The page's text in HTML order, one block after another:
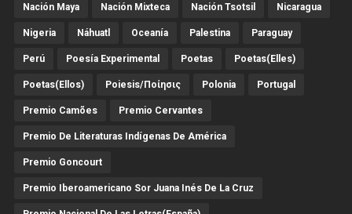
Nación Maya Nación Mixteca Nación Tsotsil Nicaragua
Nigeria Náhuatl Oceanía Palestina Paraguay
Perú Poesía Experimental Poetas Poetas(Elles)
Poetas(Ellos) Poiesis/ποίησις Polonia Portugal
Premio Camões Premio Cervantes
Premio De Literaturas Indígenas De América
Premio Goncourt
Premio Iberoamericano Sor Juana Inés De La Cruz